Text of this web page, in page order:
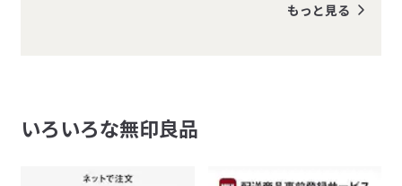
もっと見る
いろいろな無印良品